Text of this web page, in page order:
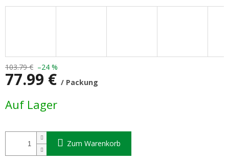
103.79 € –24 %
77.99 € / Packung
Auf Lager
Zum Warenkorb